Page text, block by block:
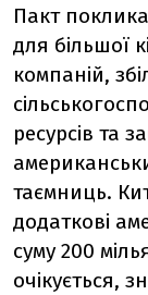
Пакт
для більшої
компаній,
ресурсів та
таємниць.
додаткові
суму 200
очікується,